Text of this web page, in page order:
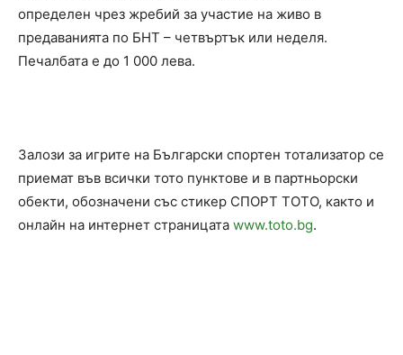
определен чрез жребий за участие на живо в
предаванията по БНТ – четвъртък или неделя.
Печалбата е до 1 000 лева.
Залози за игрите на Български спортен тотализатор се
приемат във всички тото пунктове и в партньорски
обекти, обозначени със стикер СПОРТ ТОТО, както и
онлайн на интернет страницата www.toto.bg.